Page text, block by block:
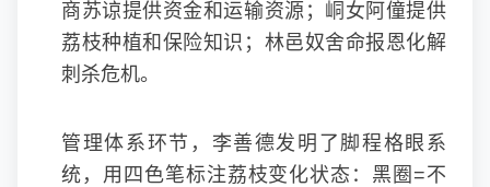
商苏谅提供资金和运输资源；峒女阿僮提供
荔枝种植和保险知识；林邑奴舍命报恩化解
刺杀危机。
管理体系环节，李善德发明了脚程格眼系
统，用四色笔标注荔枝变化状态：黑圈=不